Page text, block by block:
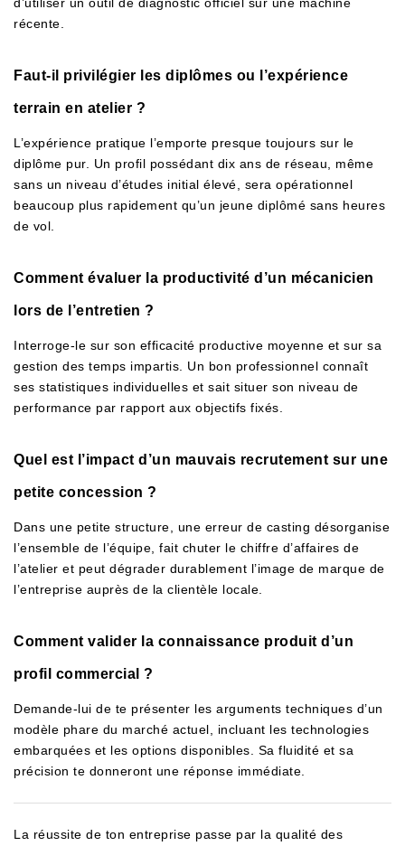
récente.
Faut-il privilégier les diplômes ou l’expérience
terrain en atelier ?
L’expérience pratique l’emporte presque toujours sur le
diplôme pur. Un profil possédant dix ans de réseau, même
sans un niveau d’études initial élevé, sera opérationnel
beaucoup plus rapidement qu’un jeune diplômé sans heures
de vol.
Comment évaluer la productivité d’un mécanicien
lors de l’entretien ?
Interroge-le sur son efficacité productive moyenne et sur sa
gestion des temps impartis. Un bon professionnel connaît
ses statistiques individuelles et sait situer son niveau de
performance par rapport aux objectifs fixés.
Quel est l’impact d’un mauvais recrutement sur une
petite concession ?
Dans une petite structure, une erreur de casting désorganise
l’ensemble de l’équipe, fait chuter le chiffre d’affaires de
l’atelier et peut dégrader durablement l’image de marque de
l’entreprise auprès de la clientèle locale.
Comment valider la connaissance produit d’un
profil commercial ?
Demande-lui de te présenter les arguments techniques d’un
modèle phare du marché actuel, incluant les technologies
embarquées et les options disponibles. Sa fluidité et sa
précision te donneront une réponse immédiate.
La réussite de ton entreprise passe par la qualité des